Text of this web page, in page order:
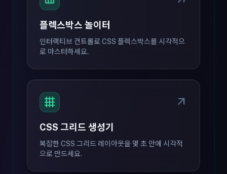
플렉스박스 놀이터
인터랙티브 컨트롤로 CSS 플렉스박스를 시각적으
로 마스터하세요.
grid_4x4 arrow_outward
CSS 그리드 생성기
복잡한 CSS 그리드 레이아웃을 몇 초 안에 시각적
으로 만드세요.